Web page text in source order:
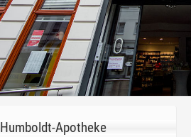
Humboldt-Apotheke